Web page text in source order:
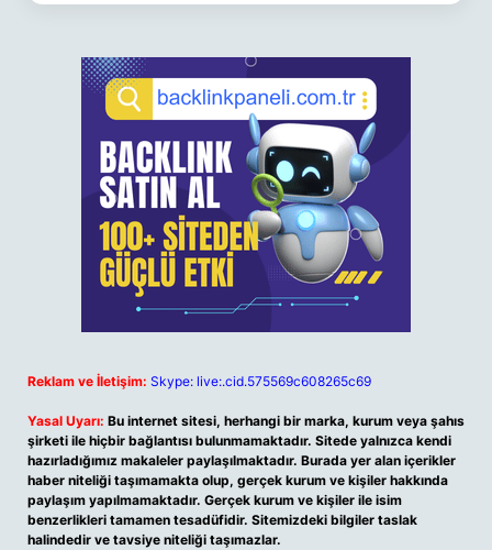
Reklam ve İletişim: Skype: live:.cid.575569c608265c69
Yasal Uyarı: Bu internet sitesi, herhangi bir marka, kurum veya şahıs
şirketi ile hiçbir bağlantısı bulunmamaktadır. Sitede yalnızca kendi
hazırladığımız makaleler paylaşılmaktadır. Burada yer alan içerikler
haber niteliği taşımamakta olup, gerçek kurum ve kişiler hakkında
paylaşım yapılmamaktadır. Gerçek kurum ve kişiler ile isim
benzerlikleri tamamen tesadüfidir. Sitemizdeki bilgiler taslak
halindedir ve tavsiye niteliği taşımazlar.